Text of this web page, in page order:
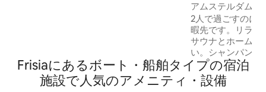
れたハウスボートで、歴史的な特徴がま
だ残っています。1920年に建てられ、ジ
ャガイモ、砂、あらゆる種類の食品や工
アムステルダムの
サウナ＆小型ボー
2人で過ごすのに
暇先です。リラッ
サウナとホームシ
い。シャンパン、
ト、おつまみのオプショ
ト」と呼ぶ人もいます （親友と
極のリラクゼー
Frisiaにあるボート・船舶タイプの宿泊
施設で人気のアメニティ・設備